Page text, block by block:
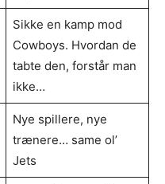
Sikke en kamp mod
Cowboys. Hvordan de
tabte den, forstår man
ikke…
Nye spillere, nye
trænere… same ol’
Jets